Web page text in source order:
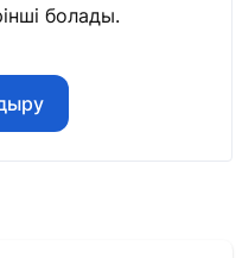
болады.